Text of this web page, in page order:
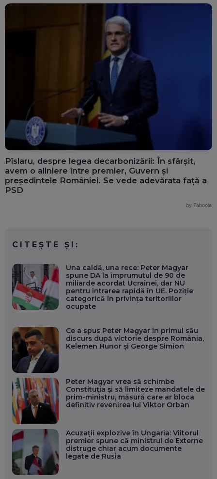
Pîslaru, despre legea decarbonizării: În sfârșit,
avem o aliniere între premier, Guvern și
președintele României. Se vede adevărata față a
PSD
by Taboola
CITEȘTE ȘI:
Una caldă, una rece: Peter Magyar
spune DA la împrumutul de 90 de
miliarde acordat Ucrainei, dar NU
pentru intrarea rapidă în UE. Poziție
categorică în privința teritoriilor
ocupate
Ce a spus Peter Magyar în primul său
discurs după victorie despre România,
Kelemen Hunor și George Simion
Peter Magyar vrea să schimbe
Constituția și să limiteze mandatele de
prim-ministru, măsură care ar bloca
definitiv revenirea lui Viktor Orban
Acuzații explozive în Ungaria: Viitorul
premier spune că ministrul de Externe
distruge chiar acum documente
legate de Rusia